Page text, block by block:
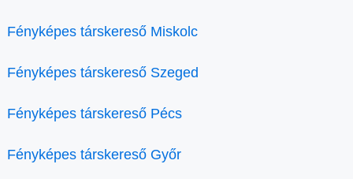
Fényképes társkereső Miskolc
Fényképes társkereső Szeged
Fényképes társkereső Pécs
Fényképes társkereső Győr